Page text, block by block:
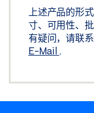
上述产品的形
寸、可用性、
有疑问，请联
E-Mail .